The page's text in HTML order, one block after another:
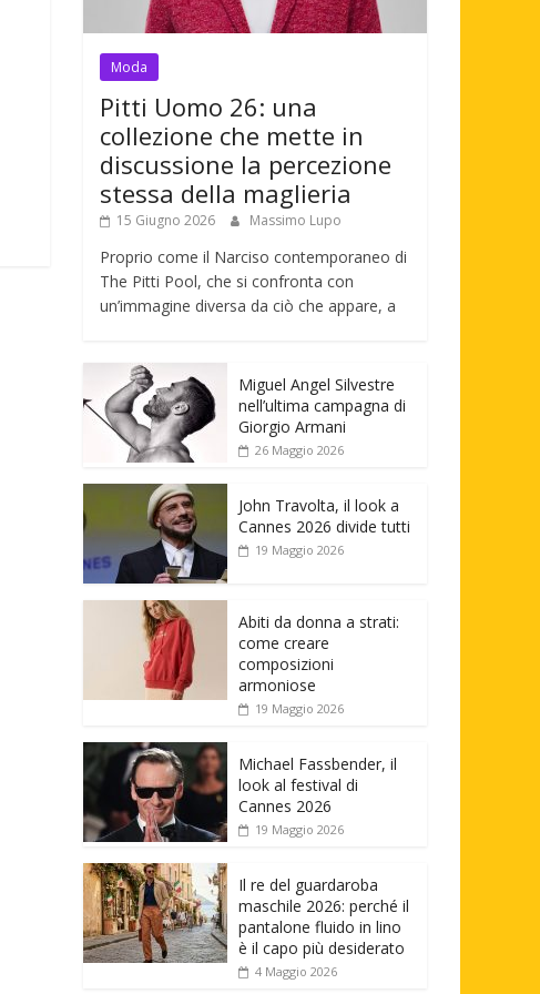
Moda
Pitti Uomo 26: una
collezione che mette in
discussione la percezione
stessa della maglieria
15 Giugno 2026 Massimo Lupo
Proprio come il Narciso contemporaneo di
The Pitti Pool, che si confronta con
un’immagine diversa da ciò che appare, a
Miguel Angel Silvestre
nell’ultima campagna di
Giorgio Armani
26 Maggio 2026
John Travolta, il look a
Cannes 2026 divide tutti
19 Maggio 2026
Abiti da donna a strati:
come creare
composizioni
armoniose
19 Maggio 2026
Michael Fassbender, il
look al festival di
Cannes 2026
19 Maggio 2026
Il re del guardaroba
maschile 2026: perché il
pantalone fluido in lino
è il capo più desiderato
4 Maggio 2026